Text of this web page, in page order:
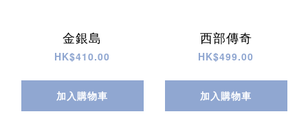
金銀島
HK$410.00
加入購物車
西部傳奇
HK$499.00
加入購物車